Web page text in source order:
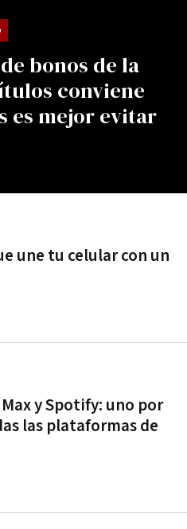
bonos de la
conviene
es mejor evitar
une tu celular con un
y Spotify: uno por
las plataformas de